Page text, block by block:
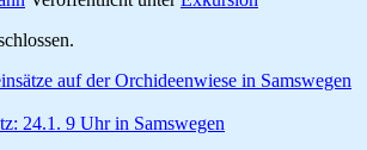
auf der Orchideenwiese in Samswegen
24.1. 9 Uhr in Samswegen